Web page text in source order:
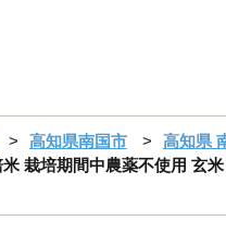
高知県南国市
高知県
米 栽培期間中農薬不使用 玄